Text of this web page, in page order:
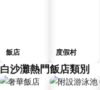
飯店 度假村
白沙灘熱門飯店類別